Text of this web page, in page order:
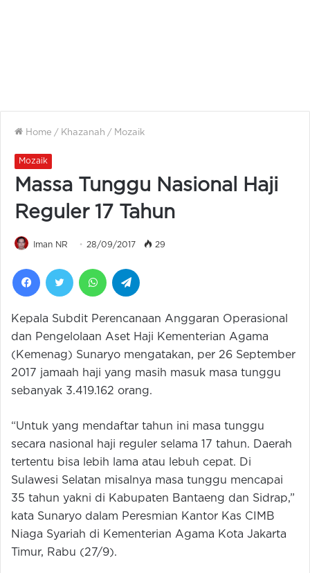
Home / Khazanah / Mozaik
Mozaik
Massa Tunggu Nasional Haji
Reguler 17 Tahun
Iman NR 28/09/2017 29
FacebookTwitter WhatsApp
Kepala Subdit Perencanaan Anggaran Operasional
dan Pengelolaan Aset Haji Kementerian Agama
(Kemenag) Sunaryo mengatakan, per 26 September
2017 jamaah haji yang masih masuk masa tunggu
sebanyak 3.419.162 orang.
“Untuk yang mendaftar tahun ini masa tunggu
secara nasional haji reguler selama 17 tahun. Daerah
tertentu bisa lebih lama atau lebuh cepat. Di
Sulawesi Selatan misalnya masa tunggu mencapai
35 tahun yakni di Kabupaten Bantaeng dan Sidrap,”
kata Sunaryo dalam Peresmian Kantor Kas CIMB
Niaga Syariah di Kementerian Agama Kota Jakarta
Timur, Rabu (27/9).